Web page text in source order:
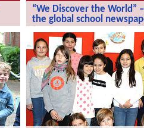
“We Discover the World” –
the global school
school newspaper!